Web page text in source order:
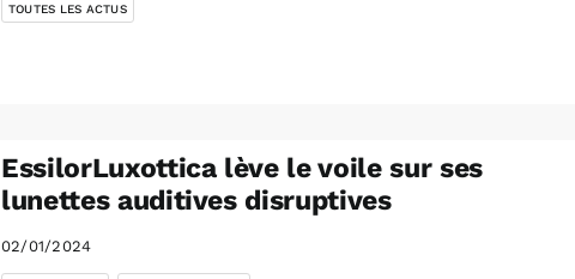
TOUTES LES ACTUS
EssilorLuxottica lève le voile sur ses
lunettes auditives disruptives
02/01/2024